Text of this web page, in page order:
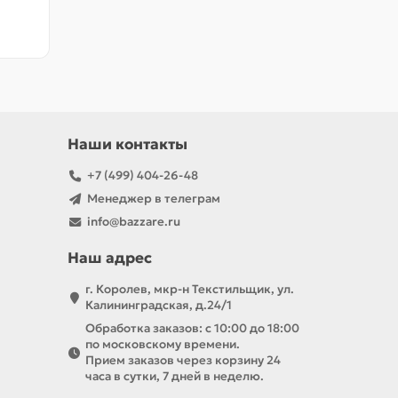
Наши контакты
+7 (499) 404-26-48
Менеджер в телеграм
info@bazzare.ru
Наш адрес
г. Королев, мкр-н Текстильщик, ул.
Калининградская, д.24/1
Обработка заказов: с 10:00 до 18:00
по московскому времени.
Прием заказов через корзину 24
часа в сутки, 7 дней в неделю.